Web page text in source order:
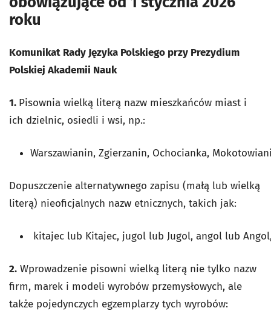
roku
Komunikat Rady Języka Polskiego przy Prezydium
Polskiej Akademii Nauk
1. Pisownia wielką literą nazw mieszkańców miast i
ich dzielnic, osiedli i wsi, np.:
Warszawianin, Zgierzanin, Ochocianka,
Dopuszczenie alternatywnego zapisu (małą lub wielką
literą) nieoficjalnych nazw etnicznych, takich jak:
kitajec lub Kitajec, jugol lub Jugol, angol lub
2. Wprowadzenie pisowni wielką literą nie tylko nazw
firm, marek i modeli wyrobów przemysłowych, ale
także pojedynczych egzemplarzy tych wyrobów: